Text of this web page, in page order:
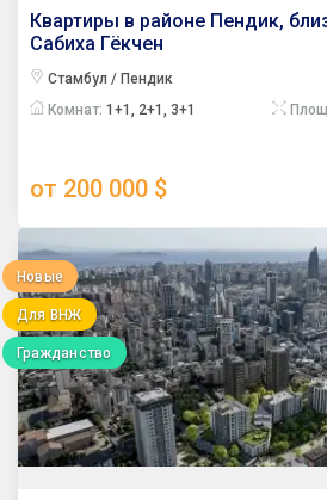
Квартиры в районе Пендик,
Сабиха Гёкчен
Стамбул / Пендик
Комнат: 1+1, 2+1, 3+1
от 200 000 $
Новые
Для ВНЖ
Гражданство